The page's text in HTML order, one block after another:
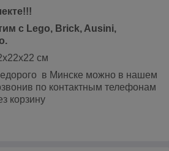
с Lego, Brick, Ausini,
см
в Минске можно в нашем
по контактным телефонам
корзину